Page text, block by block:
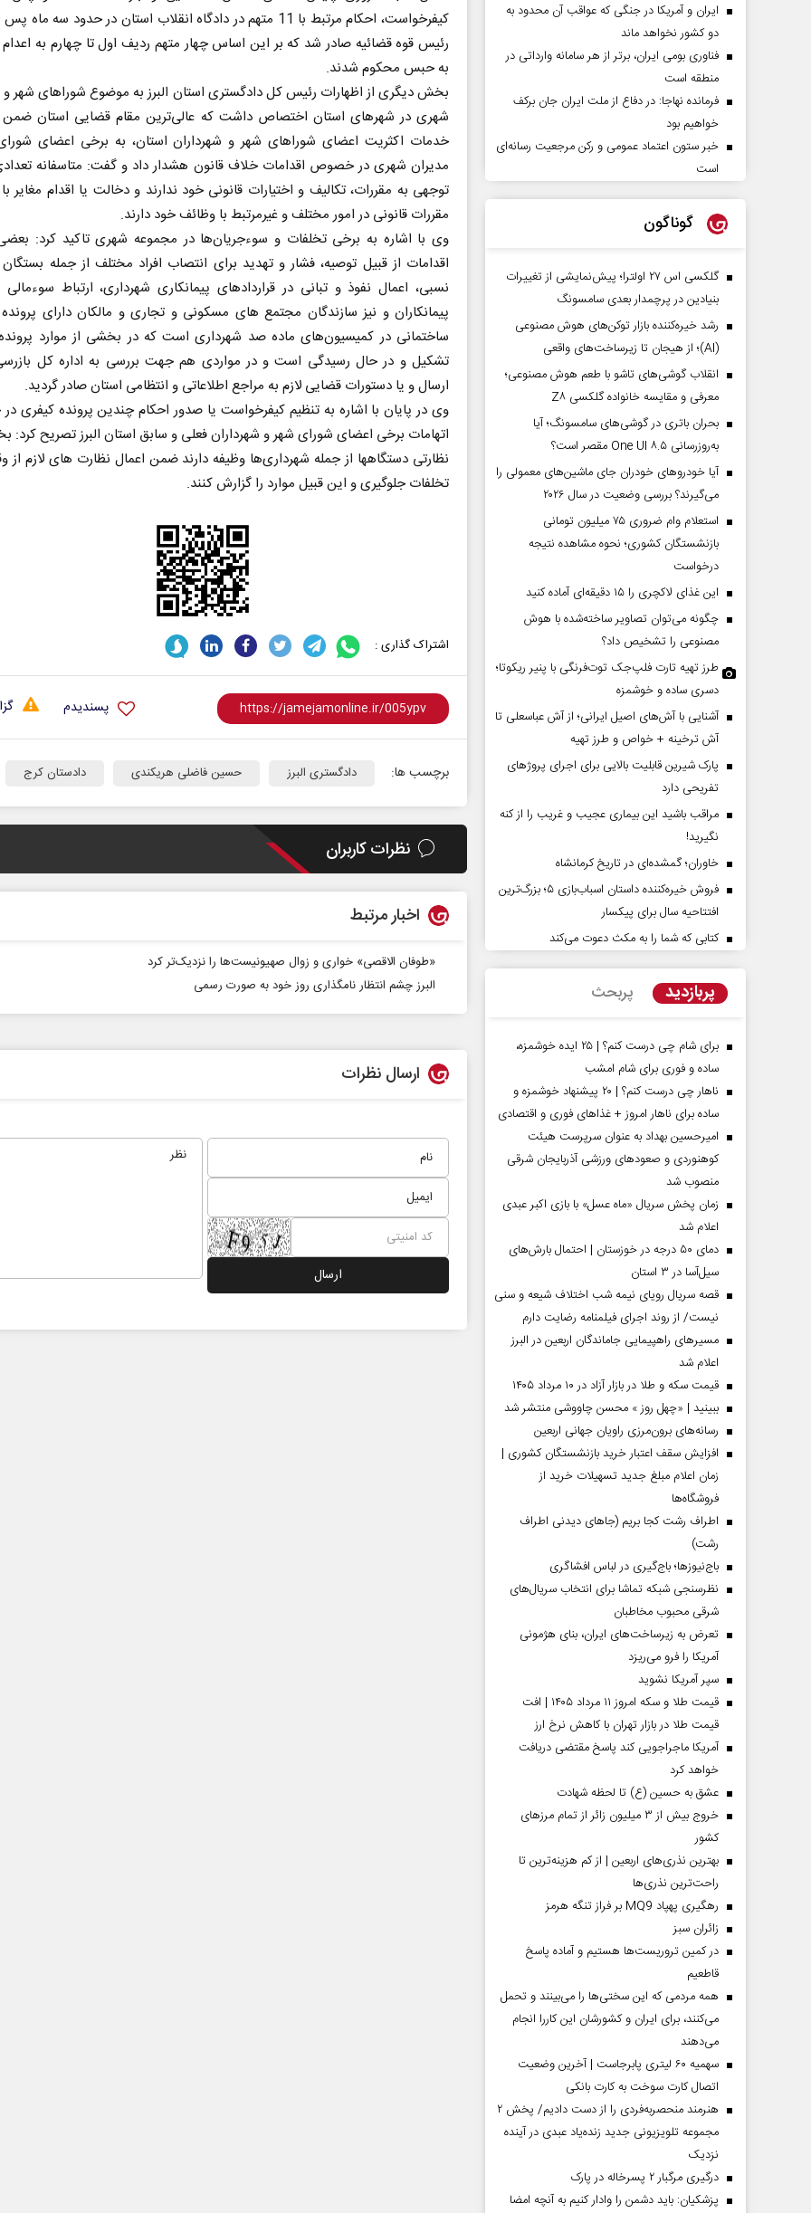
کیفرخواست، احکام مرتبط با 11 متهم در دادگاه انقلاب استان در حدود سه
رئیس قوه قضائیه صادر شد که بر این اساس چهار متهم ردیف اول تا چهارم به
به حبس محکوم شدند.
بخش دیگری از اظهارات رئیس کل دادگستری استان البرز به موضوع شوراهای شهر
شهری در شهرهای استان اختصاص داشت که عالی‌ترین مقام قضایی استان ضمن
خدمات اکثریت اعضای شوراهای شهر و شهرداران استان، به برخی اعضای
مدیران شهری در خصوص اقدامات خلاف قانون هشدار داد و گفت: متاسفانه تعدادی
توجهی به مقررات، تکالیف و اختیارات قانونی خود ندارند و دخالت یا اقدام مغایر
مقررات قانونی در امور مختلف و غیرمرتبط با وظائف خود دارند.
وی با اشاره به برخی تخلفات و سوءجریان‌ها در مجموعه شهری تاکید کرد:
اقدامات از قبیل توصیه، فشار و تهدید برای انتصاب افراد مختلف از جمله
نسبی، اعمال نفوذ و تبانی در قراردادهای پیمانکاری شهرداری، ارتباط
پیمانکاران و نیز سازندگان مجتمع های مسکونی و تجاری و مالکان دارای
ساختمانی در کمیسیون‌های ماده صد شهرداری است که در بخشی از موارد
تشکیل و در حال رسیدگی است و در مواردی هم جهت بررسی به اداره کل
ارسال و یا دستورات قضایی لازم به مراجع اطلاعاتی و انتظامی استان صادر گردید.
وی در پایان با اشاره به تنظیم کیفرخواست یا صدور احکام چندین پرونده کیفری
اتهامات برخی اعضای شورای شهر و شهرداران فعلی و سابق استان البرز تصریح
نظارتی دستگاهها از جمله شهرداری‌ها وظیفه دارند ضمن اعمال نظارت های لازم از
تخلفات جلوگیری و این قبیل موارد را گزارش کنند.
اشتراک گذاری :
پسندیدم
برچسب ها: دادگستری البرز حسین فاضلی هریکندی دادستان کرج
نظرات کاربران
اخبار مرتبط
«طوفان الاقصی» خواری و زوال صهیونیست‌ها را نزدیک‌تر کرد
البرز چشم انتظار نامگذاری روز خود به صورت رسمی
ارسال نظرات
ایران و آمریکا در جنگی که عواقب آن محدود به
دو کشور نخواهد ماند
فناوری بومی ایران، برتر از هر سامانه وارداتی در
منطقه است
فرمانده نهاجا: در دفاع از ملت ایران جان برکف
خواهیم بود
خبر ستون اعتماد عمومی و رکن مرجعیت رسانه‌ای
است
گوناگون
گلکسی اس ۲۷ اولترا؛ پیش‌نمایشی از تغییرات
بنیادین در پرچمدار بعدی سامسونگ
رشد خیره‌کننده بازار توکن‌های هوش مصنوعی
(AI)؛ از هیجان تا زیرساخت‌های واقعی
انقلاب گوشی‌های تاشو‌ با طعم هوش مصنوعی؛
معرفی و مقایسه خانواده گلکسی Z۸
بحران باتری در گوشی‌های سامسونگ؛ آیا
به‌روزرسانی One UI ۸.۵ مقصر است؟
آیا خودروهای خودران جای ماشین‌های معمولی را
می‌گیرند؟ بررسی وضعیت در سال ۲۰۲۶
استعلام وام ضروری ۷۵ میلیون تومانی
بازنشستگان کشوری؛ نحوه مشاهده نتیجه
درخواست
این غذای لاکچری را ۱۵ دقیقه‌ای آماده کنید
چگونه می‌توان تصاویر ساخته‌شده با هوش
مصنوعی را تشخیص داد؟
طرز تهیه تارت فلپ‌جک توت‌فرنگی با پنیر ریکوتا؛
دسری ساده و خوشمزه
آشنایی با آش‌های اصیل ایرانی؛ از آش عباسعلی تا
آش ترخینه + خواص و طرز تهیه
پارک شیرین قابلیت‌ بالایی برای اجرای پروژهای
تفریحی دارد
مراقب باشید این بیماری عجیب و غریب را از کنه
نگیرید!
خاوران؛ گمشده‌ای در تاریخ کرمانشاه
فروش خیره‌کننده داستان اسباب‌بازی ۵؛ بزرگ‌ترین
افتتاحیه سال برای پیکسار
کتابی که شما را به مکث دعوت می‌کند
پربازدید پربحث
برای شام چی درست کنم؟ | ۲۵ ایده خوشمزه،
ساده و فوری برای شام امشب
ناهار چی درست کنم؟ | ۲۰ پیشنهاد خوشمزه و
ساده برای ناهار امروز + غذاهای فوری و اقتصادی
امیرحسین بهداد به عنوان سرپرست هیئت
کوهنوردی و صعودهای ورزشی آذربایجان شرقی
منصوب شد
زمان پخش سریال «ماه عسل» با بازی اکبر عبدی
اعلام شد
دمای ۵۰ درجه در خوزستان | احتمال بارش‌های
سیل‌آسا در ۳ استان
قصه سریال رویای نیمه شب اختلاف شیعه و سنی
نیست/ از روند اجرای فیلمنامه رضایت دارم
مسیر‌های راهپیمایی جاماندگان اربعین در البرز
اعلام شد
قیمت سکه و طلا در بازار آزاد در ۱۰ مرداد ۱۴۰۵
ببینید | «چهل روز » محسن چاووشی منتشر شد
رسانه‌های برون‌مرزی راویان جهانی اربعین
افزایش سقف اعتبار خرید بازنشستگان کشوری |
زمان اعلام مبلغ جدید تسهیلات خرید از
فروشگاه‌ها
اطراف رشت کجا بریم (جاهای دیدنی اطراف
رشت)
باج‌نیوزها؛ باج‌گیری در لباس افشاگری
نظرسنجی شبکه تماشا برای انتخاب سریال‌های
شرقی محبوب مخاطبان
تعرض به زیرساخت‌های ایران، بنای هژمونی
آمریکا را فرو می‌ریزد
سپر آمریکا نشوید
قیمت طلا و سکه امروز ۱۱ مرداد ۱۴۰۵ | افت
قیمت طلا در بازار تهران با کاهش نرخ ارز
آمریکا ماجراجویی کند پاسخ مقتضی دریافت
خواهد کرد
عشق به حسین (ع) تا لحظه شهادت
خروج بیش از ۳ میلیون زائر از تمام مرز‌های
کشور
بهترین نذری‌های اربعین | از کم هزینه‌ترین تا
راحت‌ترین نذری‌ها
رهگیری پهپاد MQ9 بر فراز تنگه هرمز
‌زائران سبز
در کمین تروریست‌ها هستیم و آماده پاسخ
قاطعیم
همه مردمی که این سختی‌ها را می‌بینند و تحمل
می‌کنند، برای ایران و کشورشان این کاررا انجام
می‌دهند
سهمیه ۶۰ لیتری پابرجاست | آخرین وضعیت
اتصال کارت سوخت به کارت بانکی
هنرمند منحصر‌به‌فردی را از دست دادیم/ پخش ۲
مجموعه تلویزیونی جدید زنده‌یاد عبدی در آینده
نزدیک
درگیری مرگبار ۲ پسرخاله در پارک
پزشکیان: باید دشمن را وادار کنیم به آنچه امضا
پشت‌پرده تهدیدات کوتاه‏‌مدت و
ادعا‌های خلاف واقع آمریکا
- تحلیلگر مسائل سیاسی
اربعین نماد مقاومت در برابر
رحمت‌الله نوروزی - عضو کمیسیون اجتماعی
مجلس
از باتلاق انرژی تا بن‌بست ترامپ
رضا سپهوند - سخنگوی کمیسیون انرژی مجلس
صفحات نخست روزنامه ها‌ی‌سه‌شنبه ۶ مردادماه
صفحات نخست روزنامه ها‌ی یکشنبه ۴ مردادماه